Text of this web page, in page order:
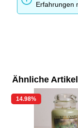
Erfahrungen
Ähnliche Artikel
14.98%